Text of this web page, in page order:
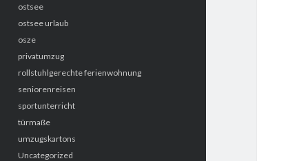
ostsee
ostsee urlaub
osze
privatumzug
rollstuhlgerechte ferienwohnung
seniorenreisen
sportunterricht
türmaße
umzugskartons
Uncategorized